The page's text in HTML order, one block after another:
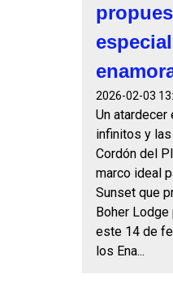
2026-02-03
Un atardecer
infinitos y
Cordón del
marco ideal
Sunset que
Boher Lodge
este 14 de
los Ena...